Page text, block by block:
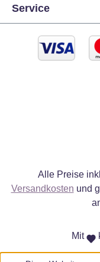
Service
Alle Preise
Versandkosten und
Mit